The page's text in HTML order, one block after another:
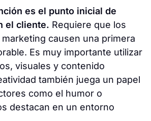
es el punto inicial de
el cliente. Requiere que los
causen una primera
Es muy importante utilizar
visuales y contenido
también juega un papel
como el humor o
destacan en un entorno